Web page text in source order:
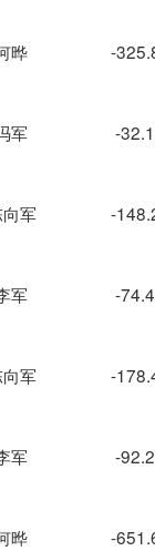
晔 -
军 -
军 -
军 -
军 -
军 -
晔 -